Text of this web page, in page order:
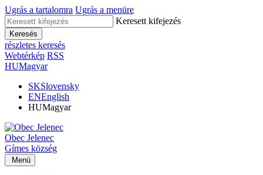
Ugrás a tartalomra Ugrás a menüre
Keresett kifejezés
Keresés
részletes keresés
Webtérkép RSS
HUMagyar
SKSlovensky
ENEnglish
HUMagyar
Obec Jelenec
Gímes község
Menü